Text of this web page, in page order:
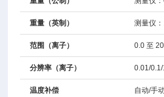
重量（英制） 测量仪
范围（离子） 0.0 至
分辨率（离子） 0.01/
温度补偿 自动/手